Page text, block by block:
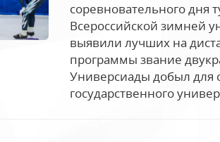
соревновательного дня
Всероссийской зимней
выявили лучших на
программы звание
Универсиады добыл для
государственного